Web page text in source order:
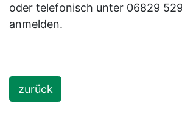
oder telefonisch unter 06829
anmelden.
zurück